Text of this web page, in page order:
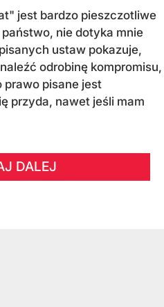
jest bardzo pieszczotliwe
państwo, nie dotyka mnie
ustaw pokazuje,
odrobinę kompromisu,
prawo pisane jest
przyda, nawet jeśli mam
DALEJ